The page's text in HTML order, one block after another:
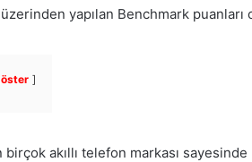
yapılan Benchmark puanları
akıllı telefon markası